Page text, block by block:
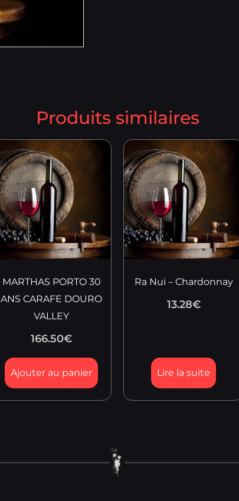
Produits similaires
MARTHAS PORTO 30
ANS CARAFE DOURO
VALLEY
166.50€
Ajouter au panier
Ra Nui – Chardonnay
13.28€
Lire la suite